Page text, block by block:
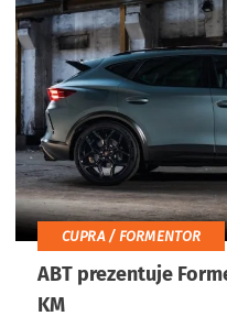
CUPRA / FORMENTOR
ABT prezentuje
KM